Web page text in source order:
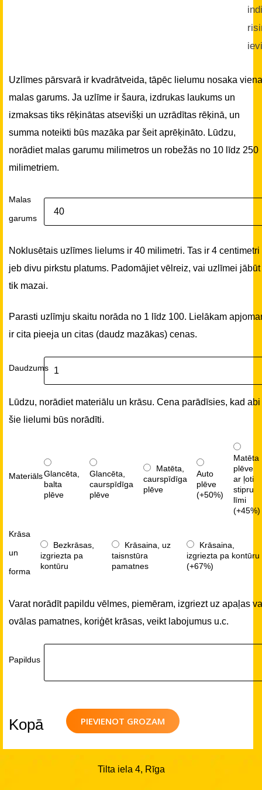
Uzlīmes pārsvarā ir kvadrātveida, tāpēc lielumu nosaka
malas garums. Ja uzlīme ir šaura, izdrukas laukums un
izmaksas tiks rēķinātas atsevišķi un uzrādītas rēķinā, un
summa noteikti būs mazāka par šeit aprēķināto. Lūdzu,
norādiet malas garumu milimetros un robežās no 10 līdz 250
milimetriem.
Malas
garums
Noklusētais uzlīmes lielums ir 40 milimetri. Tas ir 4 centimetri
jeb divu pirkstu platums. Padomājiet vēlreiz, vai uzlīmei jābūt
tik mazai.
Parasti uzlīmju skaitu norāda no 1 līdz 100. Lielākam
ir cita pieeja un citas (daudz mazākas) cenas.
Daudzums
Lūdzu, norādiet materiālu un krāsu. Cena parādīsies, kad abi
šie lielumi būs norādīti.
MateriālsGlancēta,
balta
plēve
Glancēta,
caurspīdīga
plēve
Matēta,
caurspīdīga
plēve
Auto
plēve
(+50%)
Matēta
plēve
ar ļoti
stipru
līmi
(+45%)
Krāsa
un
forma
Bezkrāsas,
izgriezta pa
kontūru
Krāsaina, uz
taisnstūra
pamatnes
Krāsaina,
izgriezta pa kontūru
(+67%)
Varat norādīt papildu vēlmes, piemēram, izgriezt uz apaļas
ovālas pamatnes, koriģēt krāsas, veikt labojumus u.c.
Papildus
PIEVIENOT GROZAM
Kopā
Tilta iela 4, Rīga